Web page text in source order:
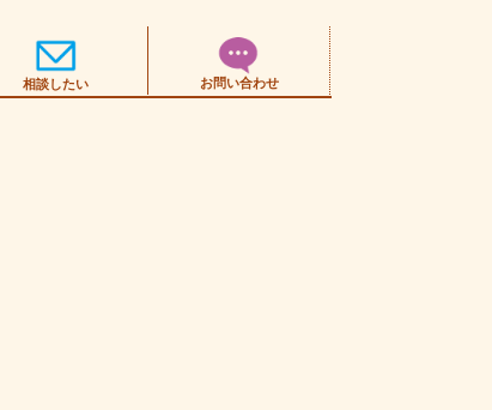
相談したい お問い合わせ